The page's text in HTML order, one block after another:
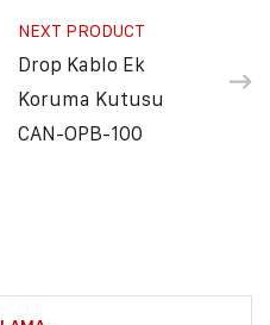
NEXT PRODUCT
Drop Kablo Ek
Koruma Kutusu
CAN-OPB-100